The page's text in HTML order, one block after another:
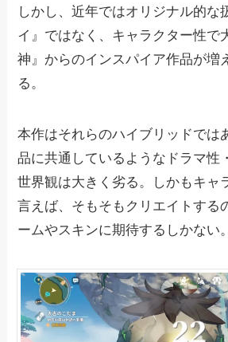
しかし、近年ではオリジナル的な
イ』ではなく、キャラクター性で
神』からのインスパイア作品が増
る。
本作はそれらのハイブリッドでは
品に共通しているようなドラマ性
世界観は大きく劣る。しかもキャ
言えば、そもそもクリエイトする
ームやスキンに期待するしかない。